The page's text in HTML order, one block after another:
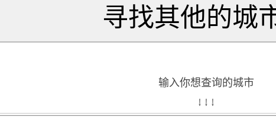
寻找其他的城
输入你想查询的城市
↓ ↓ ↓